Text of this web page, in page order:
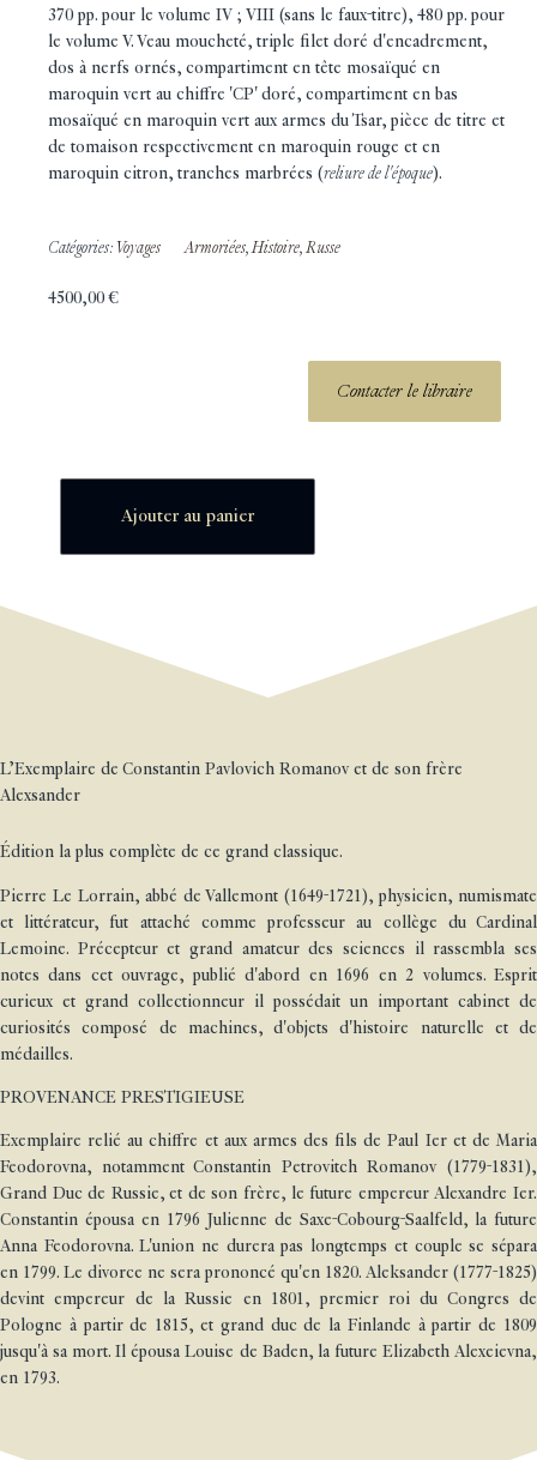
370 pp. pour le volume IV ; VIII (sans le faux-titre), 480 pp. pour
le volume V. Veau moucheté, triple filet doré d'encadrement,
dos à nerfs ornés, compartiment en tête mosaïqué en
maroquin vert au chiffre 'CP' doré, compartiment en bas
mosaïqué en maroquin vert aux armes du Tsar, pièce de titre et
de tomaison respectivement en maroquin rouge et en
maroquin citron, tranches marbrées (reliure de l'époque).
Catégories: Voyages Armoriées, Histoire, Russe
4500,00€
Contacter le libraire
Ajouter au panier
L’Exemplaire de Constantin Pavlovich Romanov et de son frère
Alexsander
Édition la plus complète de ce grand classique.
Pierre Le Lorrain, abbé de Vallemont (1649-1721), physicien, numismate
et littérateur, fut attaché comme professeur au collège du Cardinal
Lemoine. Précepteur et grand amateur des sciences il rassembla ses
notes dans cet ouvrage, publié d'abord en 1696 en 2 volumes. Esprit
curieux et grand collectionneur il possédait un important cabinet de
curiosités composé de machines, d'objets d'histoire naturelle et de
médailles.
PROVENANCE PRESTIGIEUSE
Exemplaire relié au chiffre et aux armes des fils de Paul Ier et de Maria
Feodorovna, notamment Constantin Petrovitch Romanov (1779-1831),
Grand Duc de Russie, et de son frère, le future empereur Alexandre Ier.
Constantin épousa en 1796 Julienne de Saxe-Cobourg-Saalfeld, la future
Anna Feodorovna. L'union ne durera pas longtemps et couple se sépara
en 1799. Le divorce ne sera prononcé qu'en 1820. Aleksander (1777-1825)
devint empereur de la Russie en 1801, premier roi du Congres de
Pologne à partir de 1815, et grand duc de la Finlande à partir de 1809
jusqu'à sa mort. Il épousa Louise de Baden, la future Elizabeth Alexeievna,
en 1793.